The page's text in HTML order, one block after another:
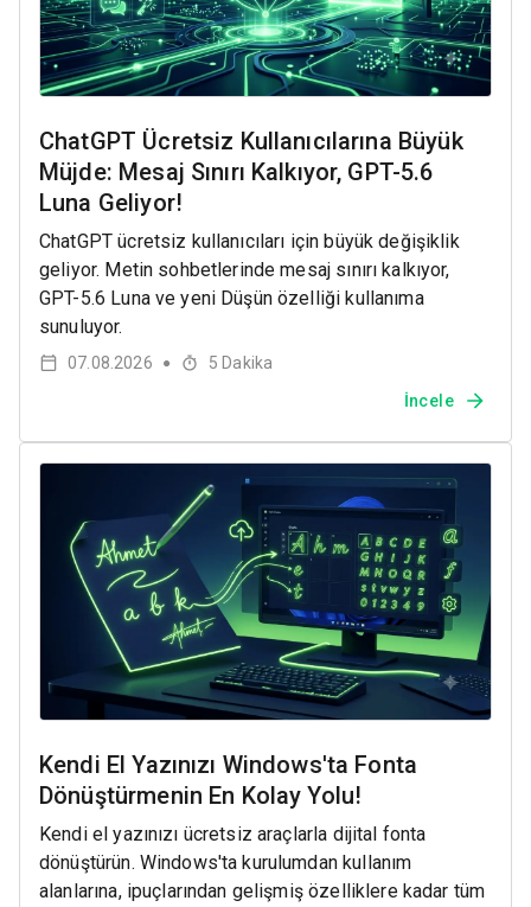
ChatGPT Ücretsiz Kullanıcılarına Büyük
Müjde: Mesaj Sınırı Kalkıyor, GPT-5.6
Luna Geliyor!
ChatGPT ücretsiz kullanıcıları için büyük değişiklik
geliyor. Metin sohbetlerinde mesaj sınırı kalkıyor,
GPT-5.6 Luna ve yeni Düşün özelliği kullanıma
sunuluyor.
07.08.2026 ● 5 Dakika
İncele
Kendi El Yazınızı Windows'ta Fonta
Dönüştürmenin En Kolay Yolu!
Kendi el yazınızı ücretsiz araçlarla dijital fonta
dönüştürün. Windows'ta kurulumdan kullanım
alanlarına, ipuçlarından gelişmiş özelliklere kadar tüm